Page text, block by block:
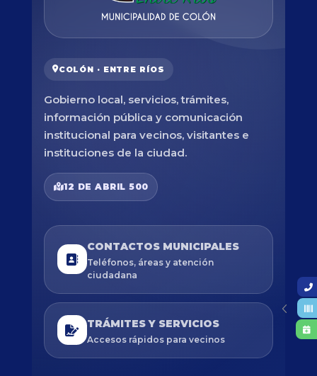
COLÓN · ENTRE RÍOS
Gobierno local, servicios, trámites,
información pública y comunicación
institucional para vecinos, visitantes e
instituciones de la ciudad.
12 DE ABRIL 500
CONTACTOS MUNICIPALES
Teléfonos, áreas y atención
ciudadana
TRÁMITES Y SERVICIOS
Accesos rápidos para vecinos